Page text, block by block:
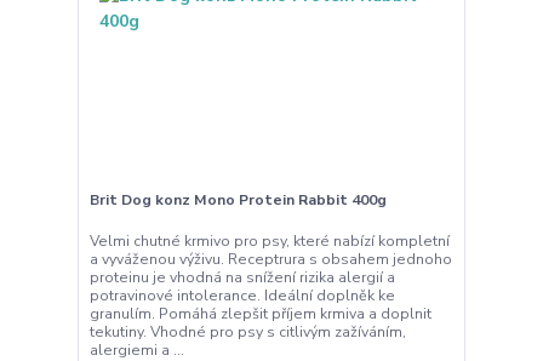
Brit Dog konz Mono Protein Rabbit 400g
Velmi chutné krmivo pro psy, které nabízí kompletní
a vyváženou výživu. Receptrura s obsahem jednoho
proteinu je vhodná na snížení rizika alergií a
potravinové intolerance. Ideální doplněk ke
granulím. Pomáhá zlepšit příjem krmiva a doplnit
tekutiny. Vhodné pro psy s citlivým zažíváním,
alergiemi a ...